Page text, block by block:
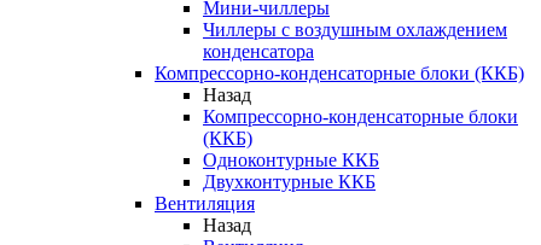
Мини-чиллеры
Чиллеры с воздушным охлаждением
конденсатора
Компрессорно-конденсаторные блоки (ККБ)
Назад
Компрессорно-конденсаторные блоки
(ККБ)
Одноконтурные ККБ
Двухконтурные ККБ
Вентиляция
Назад